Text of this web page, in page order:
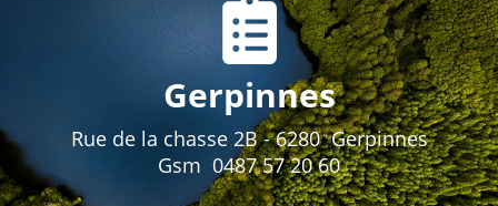
Gerpinnes
Rue de la chasse 2B - 6280 Gerpinnes
Gsm 0487 57 20 60